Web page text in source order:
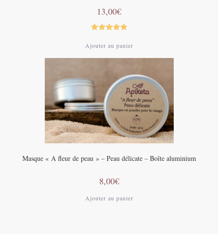
13,00€
sur 5
Ajouter au panier
Masque « A fleur de peau » – Peau délicate – Boîte aluminium
8,00€
Ajouter au panier